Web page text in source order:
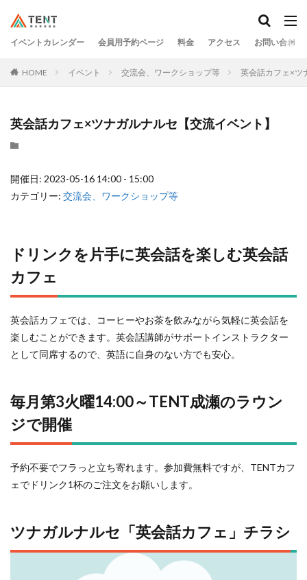
イベントカレンダー 会員用予約ページ 料金 アクセス お問い合わせ
HOME イベント 交流会、ワークショップ等 英会話カフェ×ツ
英会話カフェ×ツナガルナルセ【交流イベント】
開催日: 2023-05-16 14:00 - 15:00
カテゴリー: 交流会、ワークショップ等
ドリンクを片手に英会話を楽しむ英会話
カフェ
英会話カフェでは、コーヒーやお茶を飲みながら気軽に英会話を
楽しむことができます。英会話講師がサポートインストラクター
として同席するので、英語に自身のない方でも安心。
毎月第3火曜14:00～TENT成瀬のラウン
ジで開催
予約不要でフラっと立ち寄れます。参加費無料ですが、TENTカフ
ェでドリンク1杯のご注文をお願いします。
ツナガルナルセ「英会話カフェ」チラシ